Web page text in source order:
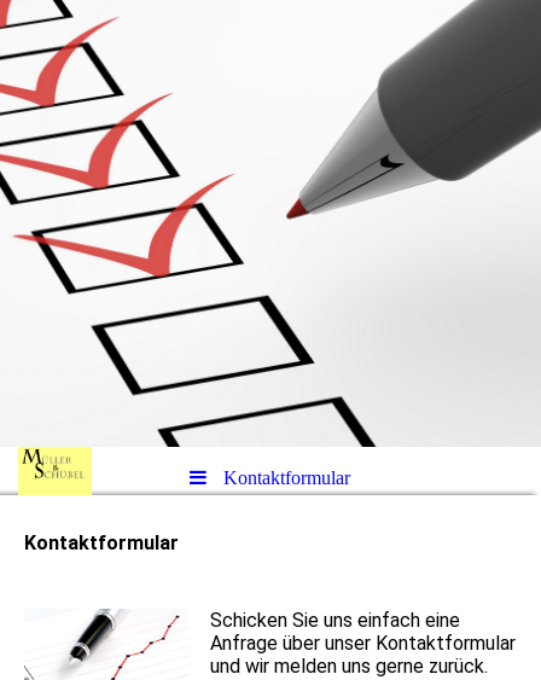
Kontaktformular
Kontaktformular
Schicken Sie uns einfach eine
Anfrage über unser Kontaktformular
und wir melden uns gerne zurück.